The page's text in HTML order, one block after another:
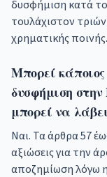
δυσφήμιση κατά
τουλάχιστον
χρηματικής ποινής.
Μπορεί
δυσφήμιση
μπορεί να
Ναι. Τα άρθρα 57
αξιώσεις για την
αποζημίωση λόγω